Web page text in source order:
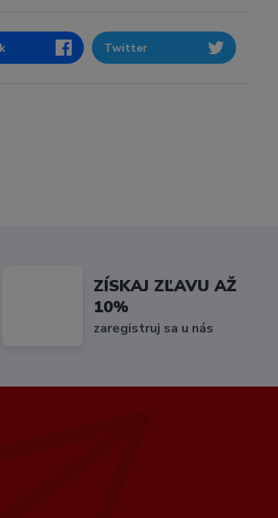
Twitter
ZÍSKAJ ZĽAVU AŽ
10%
zaregistruj sa u nás